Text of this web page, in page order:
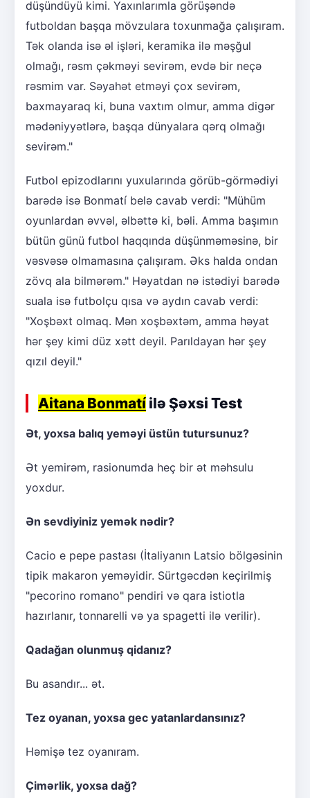
düşündüyü kimi. Yaxınlarımla görüşəndə
futboldan başqa mövzulara toxunmağa çalışıram.
Tək olanda isə əl işləri, keramika ilə məşğul
olmağı, rəsm çəkməyi sevirəm, evdə bir neçə
rəsmim var. Səyahət etməyi çox sevirəm,
baxmayaraq ki, buna vaxtım olmur, amma digər
mədəniyyətlərə, başqa dünyalara qərq olmağı
sevirəm."
Futbol epizodlarını yuxularında görüb-görmədiyi
barədə isə Bonmatí belə cavab verdi: "Mühüm
oyunlardan əvvəl, əlbəttə ki, bəli. Amma başımın
bütün günü futbol haqqında düşünməməsinə, bir
vəsvəsə olmamasına çalışıram. Əks halda ondan
zövq ala bilmərəm." Həyatdan nə istədiyi barədə
suala isə futbolçu qısa və aydın cavab verdi:
"Xoşbəxt olmaq. Mən xoşbəxtəm, amma həyat
hər şey kimi düz xətt deyil. Parıldayan hər şey
qızıl deyil."
Aitana Bonmatí ilə Şəxsi Test
Ət, yoxsa balıq yeməyi üstün tutursunuz?
Ət yemirəm, rasionumda heç bir ət məhsulu
yoxdur.
Ən sevdiyiniz yemək nədir?
Cacio e pepe pastası (İtaliyanın Latsio bölgəsinin
tipik makaron yeməyidir. Sürtgəcdən keçirilmiş
"pecorino romano" pendiri və qara istiotla
hazırlanır, tonnarelli və ya spagetti ilə verilir).
Qadağan olunmuş qidanız?
Bu asandır... ət.
Tez oyanan, yoxsa gec yatanlardansınız?
Həmişə tez oyanıram.
Çimərlik, yoxsa dağ?